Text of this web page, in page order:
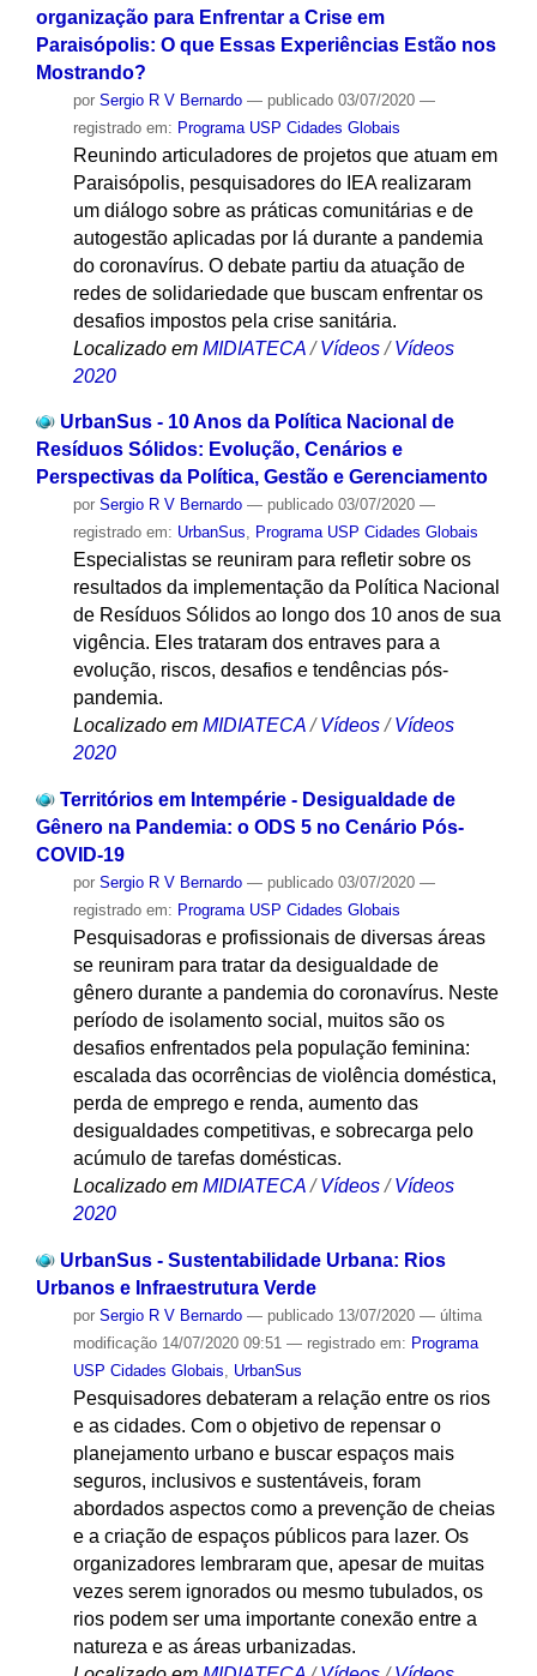
organização para Enfrentar a Crise em
Paraisópolis: O que Essas Experiências Estão nos
Mostrando?
por Sergio R V Bernardo — publicado03/07/2020 —
registrado em: Programa USP Cidades Globais
Reunindo articuladores de projetos que atuam em
Paraisópolis, pesquisadores do IEA realizaram
um diálogo sobre as práticas comunitárias e de
autogestão aplicadas por lá durante a pandemia
do coronavírus. O debate partiu da atuação de
redes de solidariedade que buscam enfrentar os
desafios impostos pela crise sanitária.
Localizado em MIDIATECA /Vídeos /Vídeos
2020
UrbanSus - 10 Anos da Política Nacional de
Resíduos Sólidos: Evolução, Cenários e
Perspectivas da Política, Gestão e Gerenciamento
por Sergio R V Bernardo — publicado03/07/2020 —
registrado em: UrbanSus, Programa USP Cidades Globais
Especialistas se reuniram para refletir sobre os
resultados da implementação da Política Nacional
de Resíduos Sólidos ao longo dos 10 anos de sua
vigência. Eles trataram dos entraves para a
evolução, riscos, desafios e tendências pós-
pandemia.
Localizado em MIDIATECA / Vídeos / Vídeos
2020
Territórios em Intempérie - Desigualdade de
Gênero na Pandemia: o ODS 5 no Cenário Pós-
COVID-19
por Sergio R V Bernardo — publicado03/07/2020 —
registrado em: Programa USP Cidades Globais
Pesquisadoras e profissionais de diversas áreas
se reuniram para tratar da desigualdade de
gênero durante a pandemia do coronavírus. Neste
período de isolamento social, muitos são os
desafios enfrentados pela população feminina:
escalada das ocorrências de violência doméstica,
perda de emprego e renda, aumento das
desigualdades competitivas, e sobrecarga pelo
acúmulo de tarefas domésticas.
Localizado em MIDIATECA /Vídeos /Vídeos
2020
UrbanSus - Sustentabilidade Urbana: Rios
Urbanos e Infraestrutura Verde
por Sergio R V Bernardo — publicado13/07/2020 — última
modificação14/07/2020 09:51 — registrado em: Programa
USP Cidades Globais
UrbanSus
Pesquisadores debateram a relação entre os rios
e as cidades. Com o objetivo de repensar o
planejamento urbano e buscar espaços mais
seguros, inclusivos e sustentáveis, foram
abordados aspectos como a prevenção de cheias
e a criação de espaços públicos para lazer. Os
organizadores lembraram que, apesar de muitas
vezes serem ignorados ou mesmo tubulados, os
rios podem ser uma importante conexão entre a
natureza e as áreas urbanizadas.